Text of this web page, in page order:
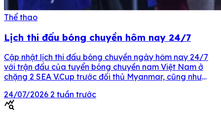
Thể thao
Lịch thi đấu bóng chuyền hôm nay 24/7
Cập nhật lịch thi đấu bóng chuyền ngày hôm nay 24/7
với trận đấu của tuyển bóng chuyền nam Việt Nam ở
chặng 2 SEA V.Cup trước đối thủ Myanmar, cũng như
đang diễn ra ở Ninh Bình. Nội dung chính Lịch […]
24/07/2026 2 tuần trước
query_stats